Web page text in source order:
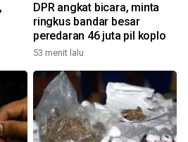
DPR angkat bicara, minta
ringkus bandar besar
peredaran 46 juta pil koplo
53 menit lalu